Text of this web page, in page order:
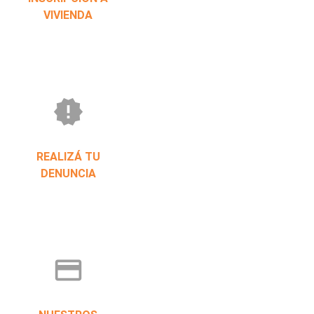
VIVIENDA
new_releases
REALIZÁ TU
DENUNCIA
credit_card